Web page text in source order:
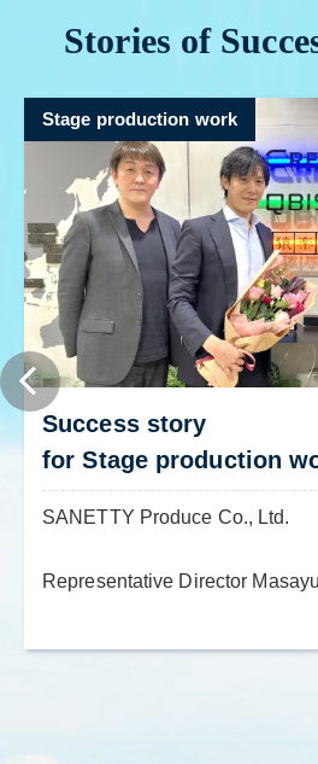
Stories of
Stage production work
Success story
for Stage production
SANETTY Produce Co., Ltd.
Representative Director